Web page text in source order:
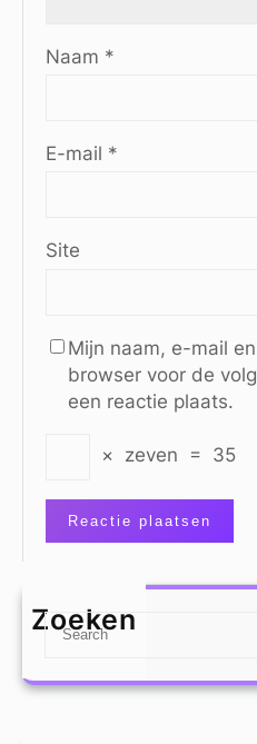
Naam *
E-mail *
Site
Mijn naam, e-mail
browser voor de
een reactie plaats.
× zeven = 35
Zoeken
S
a